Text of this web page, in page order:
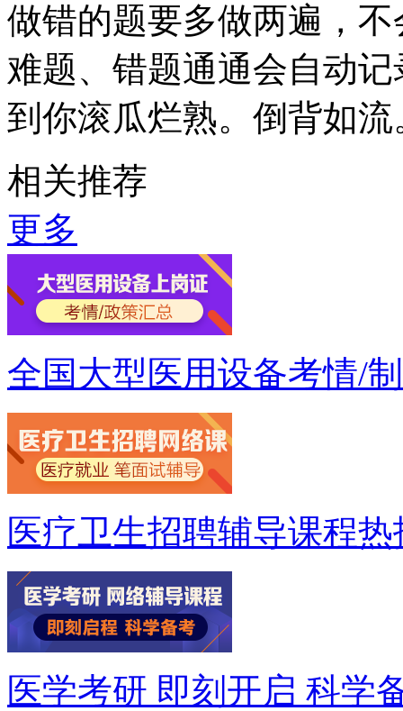
做错的题要多做两遍，
难题、错题通通会自动
到你滚瓜烂熟。倒背如流
相关推荐
更多
全国大型医用设备考情/
医疗卫生招聘辅导课程热
医学考研 即刻开启 科学